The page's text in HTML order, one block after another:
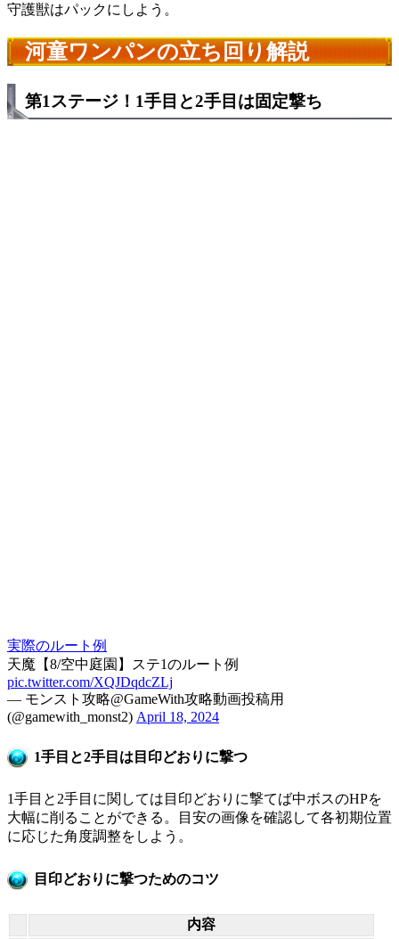
守護獣はパックにしよう。
河童ワンパンの立ち回り解説
第1ステージ！1手目と2手目は固定撃ち
実際のルート例
天魔【8/空中庭園】ステ1のルート例
pic.twitter.com/XQJDqdcZLj
— モンスト攻略@GameWith攻略動画投稿用
(@gamewith_monst2) April 18, 2024
1手目と2手目は目印どおりに撃つ
1手目と2手目に関しては目印どおりに撃てば中ボスのHPを
大幅に削ることができる。目安の画像を確認して各初期位置
に応じた角度調整をしよう。
目印どおりに撃つためのコツ
内容